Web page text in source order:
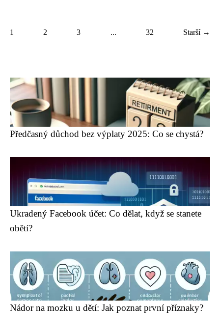
1 2 3 ... 32 Starší →
Předčasný důchod bez výplaty 2025: Co se chystá?
Ukradený Facebook účet: Co dělat, když se stanete
obětí?
Nádor na mozku u dětí: Jak poznat první příznaky?